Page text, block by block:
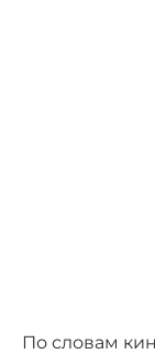
По словам